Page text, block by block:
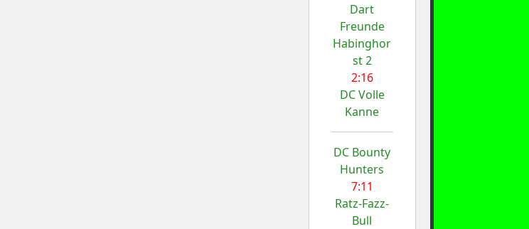
Dart
Freunde
Habinghor
st 2
2:16
DC Volle
Kanne
DC Bounty
Hunters
7:11
Ratz-Fazz-
Bull